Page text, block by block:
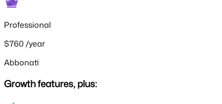
Professional
$760 /year
Abbonati
Growth features, plus: